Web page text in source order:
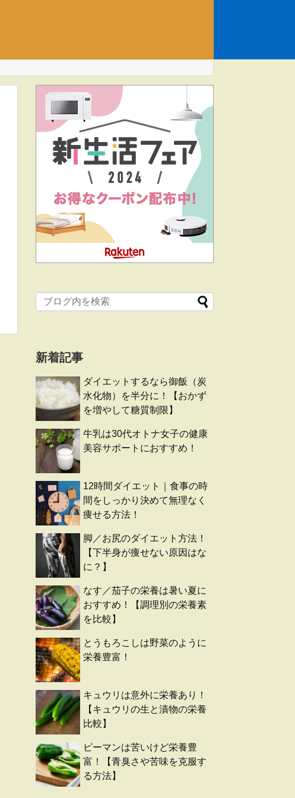
新着記事
ダイエットするなら御飯（炭
水化物）を半分に！【おかず
を増やして糖質制限】
牛乳は30代オトナ女子の健康
美容サポートにおすすめ！
12時間ダイエット｜食事の時
間をしっかり決めて無理なく
痩せる方法！
脚／お尻のダイエット方法！
【下半身が痩せない原因はな
に？】
なす／茄子の栄養は暑い夏に
おすすめ！【調理別の栄養素
を比較】
とうもろこしは野菜のように
栄養豊富！
キュウリは意外に栄養あり！
【キュウリの生と漬物の栄養
比較】
ピーマンは苦いけど栄養豊
富！【青臭さや苦味を克服す
る方法】